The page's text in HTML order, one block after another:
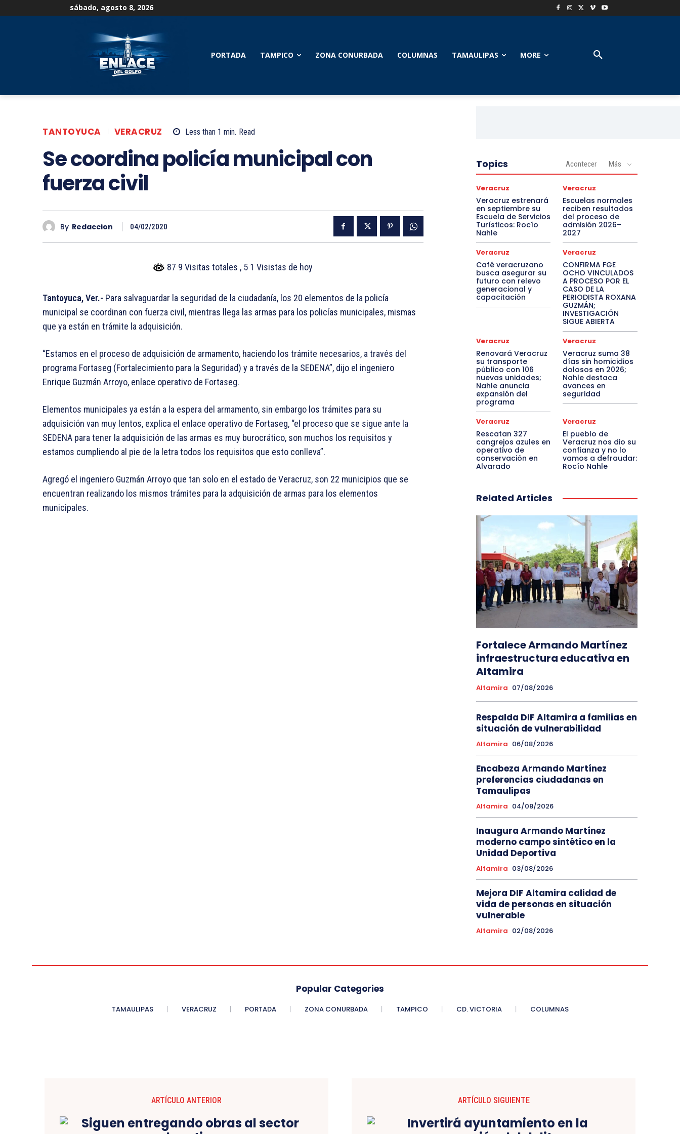
sábado, agosto 8, 2026
PORTADA TAMPICO ZONA CONURBADA COLUMNAS TAMAULIPAS MORE
TANTOYUCA VERACRUZ Less than 1 min. Read
Se coordina policía municipal con
fuerza civil
By Redaccion 04/02/2020
87 9 Visitas totales , 5 1 Visistas de hoy
Tantoyuca, Ver.- Para salvaguardar la seguridad de la ciudadanía, los 20 elementos de la policía
municipal se coordinan con fuerza civil, mientras llega las armas para los policías municipales, mismas
que ya están en trámite la adquisición.
“Estamos en el proceso de adquisición de armamento, haciendo los trámite necesarios, a través del
programa Fortaseg (Fortalecimiento para la Seguridad) y a través de la SEDENA”, dijo el ingeniero
Enrique Guzmán Arroyo, enlace operativo de Fortaseg.
Elementos municipales ya están a la espera del armamento, sin embargo los trámites para su
adquisición van muy lentos, explica el enlace operativo de Fortaseg, “el proceso que se sigue ante la
SEDENA para tener la adquisición de las armas es muy burocrático, son muchos los requisitos y
estamos cumpliendo al pie de la letra todos los requisitos que esto conlleva”.
Agregó el ingeniero Guzmán Arroyo que tan solo en el estado de Veracruz, son 22 municipios que se
encuentran realizando los mismos trámites para la adquisición de armas para los elementos
municipales.
Topics Acontecer Más
Veracruz
Veracruz estrenará
en septiembre su
Escuela de Servicios
Turísticos: Rocío
Nahle
Veracruz
Escuelas normales
reciben resultados
del proceso de
admisión 2026–
2027
Veracruz
Café veracruzano
busca asegurar su
futuro con relevo
generacional y
capacitación
Veracruz
CONFIRMA FGE
OCHO VINCULADOS
A PROCESO POR EL
CASO DE LA
PERIODISTA ROXANA
GUZMÁN;
INVESTIGACIÓN
SIGUE ABIERTA
Veracruz
Renovará Veracruz
su transporte
público con 106
nuevas unidades;
Nahle anuncia
expansión del
programa
Veracruz
Veracruz suma 38
días sin homicidios
dolosos en 2026;
Nahle destaca
avances en
seguridad
Veracruz
Rescatan 327
cangrejos azules en
operativo de
conservación en
Alvarado
Veracruz
El pueblo de
Veracruz nos dio su
confianza y no lo
vamos a defraudar:
Rocío Nahle
Related Articles
Fortalece Armando Martínez
infraestructura educativa en
Altamira
Altamira 07/08/2026
Respalda DIF Altamira a familias en
situación de vulnerabilidad
Altamira 06/08/2026
Encabeza Armando Martínez
preferencias ciudadanas en
Tamaulipas
Altamira 04/08/2026
Inaugura Armando Martínez
moderno campo sintético en la
Unidad Deportiva
Altamira 03/08/2026
Mejora DIF Altamira calidad de
vida de personas en situación
vulnerable
Altamira 02/08/2026
Popular Categories
TAMAULIPAS VERACRUZ PORTADA ZONA CONURBADA TAMPICO CD. VICTORIA COLUMNAS
ARTÍCULO ANTERIOR ARTÍCULO SIGUIENTE